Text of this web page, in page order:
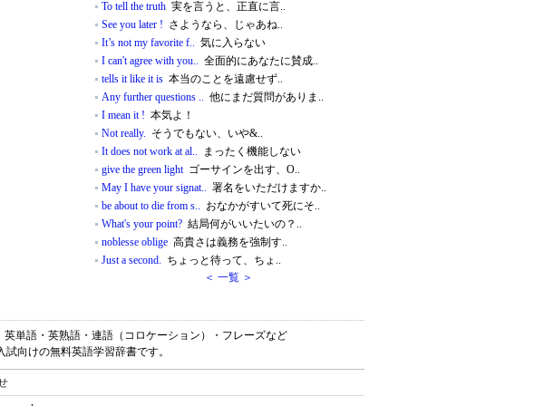
To tell the truth 実を言うと、正直に言..
See you later ! さようなら、じゃあね..
It’s not my favorite f.. 気に入らない
I can't agree with you.. 全面的にあなたに賛成..
tells it like it is 本当のことを遠慮せず..
Any further questions .. 他にまだ質問がありま..
I mean it ! 本気よ！
Not really. そうでもない、いや&..
It does not work at al.. まったく機能しない
give the green lightゴーサインを出す、O..
May I have your signat.. 署名をいただけますか..
be about to die from s.. おなかがすいて死にそ..
What's your point? 結局何がいいたいの？..
noblesse oblige 高貴さは義務を強制す..
Just a second. ちょっと待って、ちょ..
＜ 一覧 ＞
英単語・英熟語・連語（コロケーション）・フレーズなど
向けの無料英語学習辞書です。